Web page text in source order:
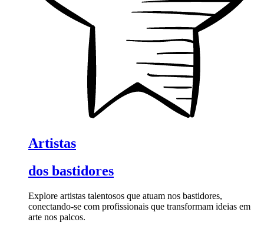
Artistas
dos bastidores
Explore artistas talentosos que atuam nos bastidores,
conectando-se com profissionais que transformam ideias em
arte nos palcos.